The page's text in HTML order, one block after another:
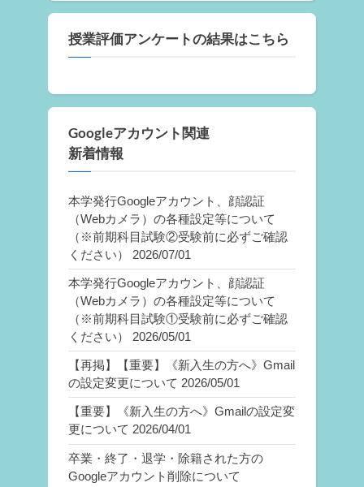
授業評価アンケートの結果はこちら
Googleアカウント関連
新着情報
本学発行Googleアカウント、顔認証
（Webカメラ）の各種設定等について
（※前期科目試験②受験前に必ずご確認
ください）
2026/07/01
本学発行Googleアカウント、顔認証
（Webカメラ）の各種設定等について
（※前期科目試験①受験前に必ずご確認
ください）
2026/05/01
【再掲】【重要】《新入生の方へ》Gmail
の設定変更について 2026/05/01
【重要】《新入生の方へ》Gmailの設定変
更について 2026/04/01
卒業・終了・退学・除籍された方の
Googleアカウント削除について